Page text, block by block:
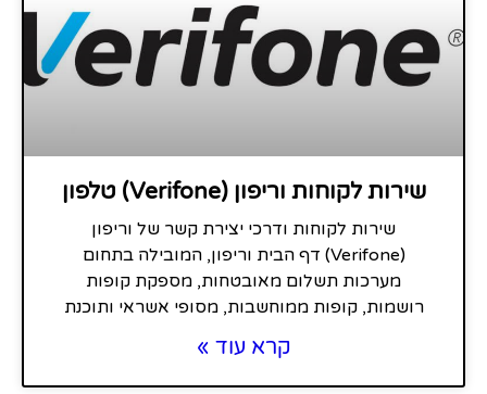
שירות לקוחות וריפון (Verifone) טלפון
שירות לקוחות ודרכי יצירת קשר של וריפון
(Verifone) דף הבית וריפון, המובילה בתחום
מערכות תשלום מאובטחות, מספקת קופות
רושמות, קופות ממוחשבות, מסופי אשראי ותוכנת
קרא עוד »